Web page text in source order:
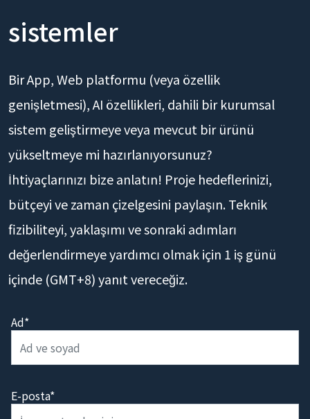
sistemler
Bir App, Web platformu (veya özellik
genişletmesi), AI özellikleri, dahili bir kurumsal
sistem geliştirmeye veya mevcut bir ürünü
yükseltmeye mi hazırlanıyorsunuz?
İhtiyaçlarınızı bize anlatın! Proje hedeflerinizi,
bütçeyi ve zaman çizelgesini paylaşın. Teknik
fizibiliteyi, yaklaşımı ve sonraki adımları
değerlendirmeye yardımcı olmak için 1 iş günü
içinde (GMT+8) yanıt vereceğiz.
Ad*
E-posta*